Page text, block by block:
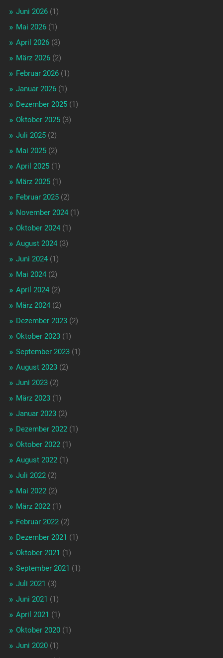
Juni 2026(1)
Mai 2026(1)
April 2026(3)
März 2026(2)
Februar 2026(1)
Januar 2026(1)
Dezember 2025(1)
Oktober 2025(3)
Juli 2025(2)
Mai 2025(2)
April 2025(1)
März 2025(1)
Februar 2025(2)
November 2024(1)
Oktober 2024(1)
August 2024(3)
Juni 2024(1)
Mai 2024(2)
April 2024(2)
März 2024(2)
Dezember 2023(2)
Oktober 2023(1)
September 2023(1)
August 2023(2)
Juni 2023(2)
März 2023(1)
Januar 2023(2)
Dezember 2022(1)
Oktober 2022(1)
August 2022(1)
Juli 2022(2)
Mai 2022(2)
März 2022(1)
Februar 2022(2)
Dezember 2021 (1)
Oktober 2021 (1)
September 2021 (1)
Juli 2021 (3)
Juni 2021 (1)
April 2021 (1)
Oktober 2020(1)
Juni 2020(1)